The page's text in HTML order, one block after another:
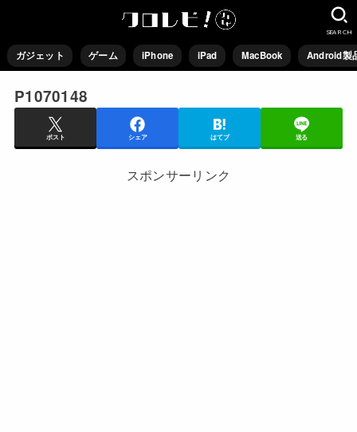
ガジェット ゲーム iPhone iPad MacBook Android製
SEARCH
P1070148
ポスト シェア はてブ 送る
スポンサーリンク